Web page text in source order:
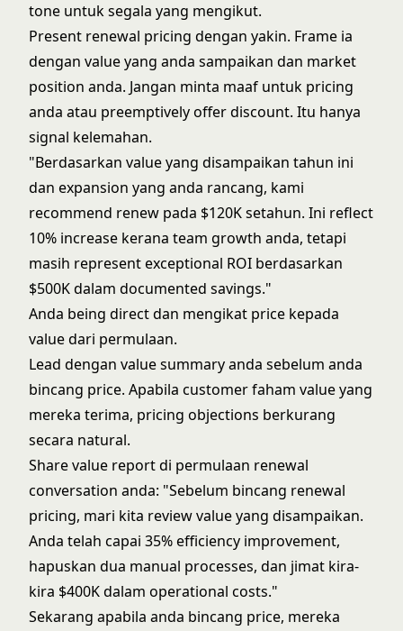
tone untuk segala yang mengikut.
Present renewal pricing dengan yakin. Frame ia
dengan value yang anda sampaikan dan market
position anda. Jangan minta maaf untuk pricing
anda atau preemptively offer discount. Itu hanya
signal kelemahan.
"Berdasarkan value yang disampaikan tahun ini
dan expansion yang anda rancang, kami
recommend renew pada $120K setahun. Ini reflect
10% increase kerana team growth anda, tetapi
masih represent exceptional ROI berdasarkan
$500K dalam documented savings."
Anda being direct dan mengikat price kepada
value dari permulaan.
Lead dengan value summary anda sebelum anda
bincang price. Apabila customer faham value yang
mereka terima, pricing objections berkurang
secara natural.
Share value report di permulaan renewal
conversation anda: "Sebelum bincang renewal
pricing, mari kita review value yang disampaikan.
Anda telah capai 35% efficiency improvement,
hapuskan dua manual processes, dan jimat kira-
kira $400K dalam operational costs."
Sekarang apabila anda bincang price, mereka